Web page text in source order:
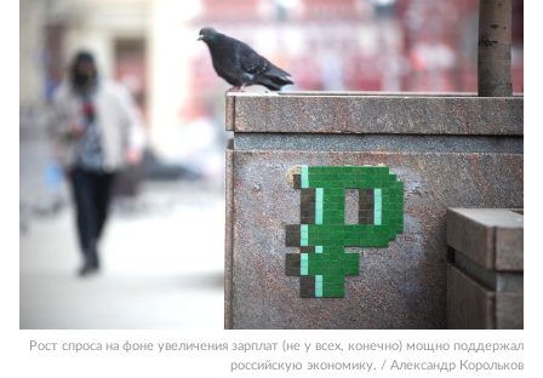
Рост спроса на фоне увеличения зарплат (не у всех, конечно) мощно поддержал
российскую экономику. / Александр Корольков